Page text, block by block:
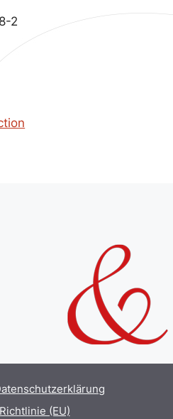
2
(EU)